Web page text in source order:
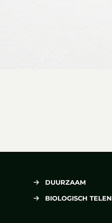
DUURZAAM
BIOLOGISCH TELEN